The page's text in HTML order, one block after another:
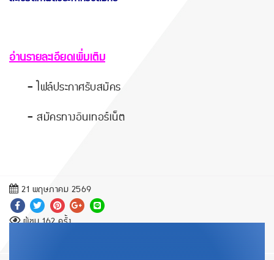
อ่านรายละเอียดเพิ่มเติม
-ไฟล์ประกาศรับสมัคร
- สมัครทางอินเทอร์เน็ต
21 พฤษภาคม 2569
ผู้ชม 162 ครั้ง